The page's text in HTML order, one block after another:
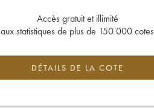
Accès gratuit et illimité
aux statistiques de plus de 150 000 cotes
DÉTAILS DE LA COTE